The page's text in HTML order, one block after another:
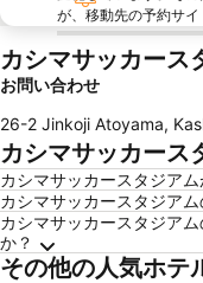
が、移動先の予約サイ
カシマサッカース
お問い合わせ
26-2 Jinkoji Atoyama,
カシマサッカース
カシマサッカースタジア
カシマサッカースタジア
カシマサッカースタジア
か？
その他の人気ホテ